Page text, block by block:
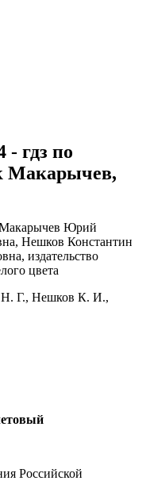
- гдз по
Макарычев,
Г., Нешков К. И.,
Российской